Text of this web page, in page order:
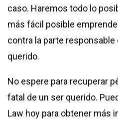
caso. Haremos todo lo
más fácil posible
contra la parte
querido.
No espere para recuperar
fatal de un ser querido.
Law hoy para obtener más